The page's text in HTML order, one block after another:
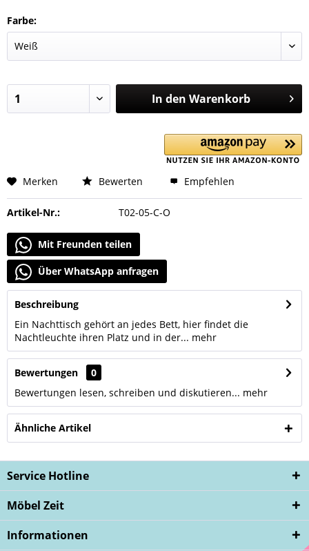
Farbe:
In den Warenkorb
Merken Bewerten Empfehlen
Artikel-Nr.: T02-05-C-O
Mit Freunden teilen
Über WhatsApp anfragen
Beschreibung
Ein Nachttisch gehört an jedes Bett, hier findet die
Nachtleuchte ihren Platz und in der... mehr
Bewertungen
0
Bewertungen lesen, schreiben und diskutieren... mehr
Ähnliche Artikel
Service Hotline
Möbel Zeit
Informationen